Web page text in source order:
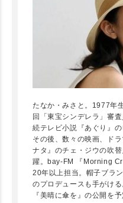
たなか・みさと。1977年
回「東宝シンデレラ」審
続テレビ小説『あぐり』
その後、数々の映画、ド
ナタ』のチェ・ジウの吹
躍。bay-FM 『Morning
20年以上担当。帽子ブラ
のプロデュースも手がけ
『美晴に傘を』の公開を予